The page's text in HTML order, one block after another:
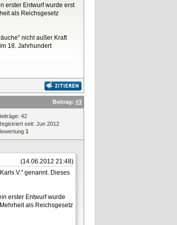
erster Entwurf wurde erst
als Reichsgesetz
nicht außer Kraft
18. Jahrhundert
Beitrag: #3
42
seit: Jun 2012
1
(14.06.2012 21:48)
V." genannt. Dieses
erster Entwurf wurde
als Reichsgesetz